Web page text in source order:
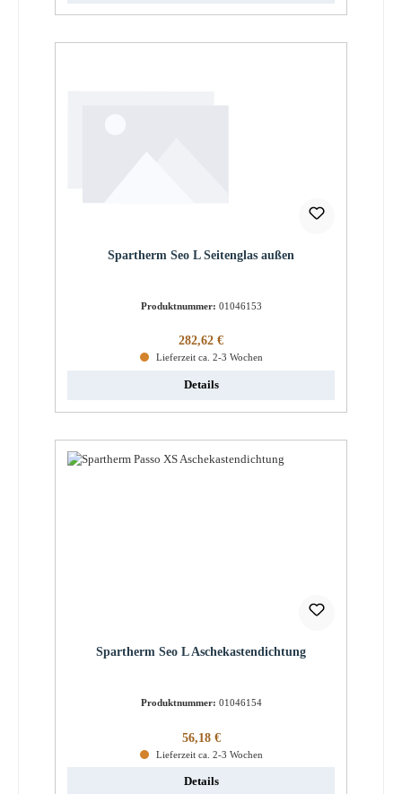
Spartherm Seo L Seitenglas außen
Produktnummer: 01046153
Regulärer Preis:
282,62 €
Lieferzeit ca. 2-3 Wochen
Details
Spartherm Seo L Aschekastendichtung
Produktnummer: 01046154
Regulärer Preis:
56,18 €
Lieferzeit ca. 2-3 Wochen
Details